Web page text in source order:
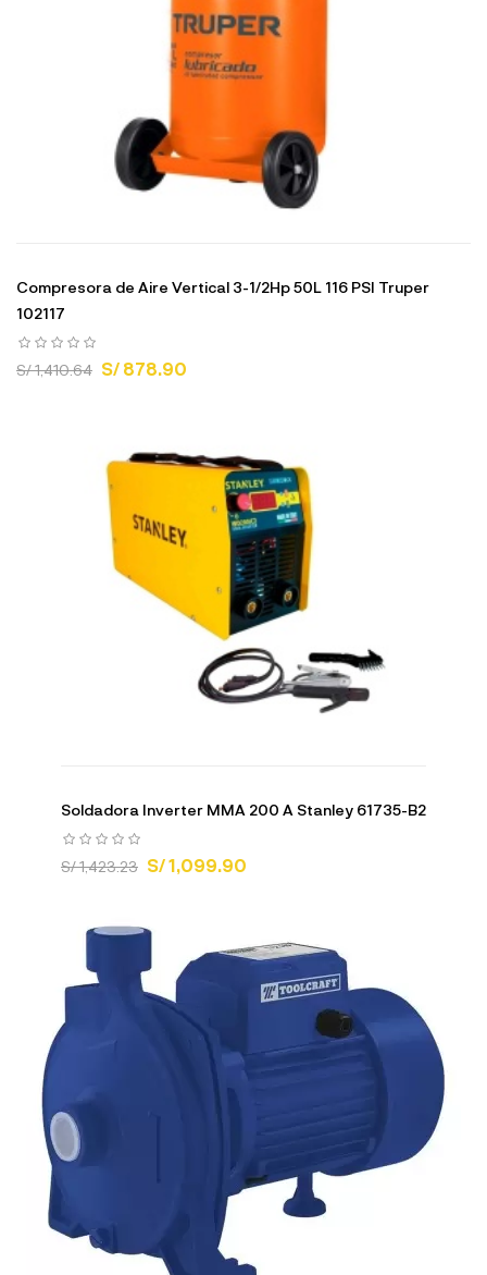
Compresora de Aire Vertical 3-1/2Hp 50L 116 PSI Truper
102117
S/ 1,410.64 S/ 878.90
Soldadora Inverter MMA 200 A Stanley 61735-B2
S/ 1,423.23 S/ 1,099.90